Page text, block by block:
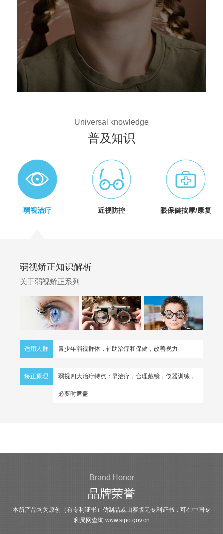
Universal knowledge
普及知识
弱视治疗 近视防控 眼保健按摩/康复
弱视矫正知识解析
关于弱视矫正系列
适用人群 青少年弱视群体，辅助治疗和保健，改善视力
矫正原理 弱视四大治疗特点：早治疗，合理戴镜，仪器训练，
必要时遮盖
Brand Honor
品牌荣誉
本所产品均为原创（有专利证书）仿制品或山寨版无专利证书，可在中国专
利局网查询 www.sipo.gov.cn